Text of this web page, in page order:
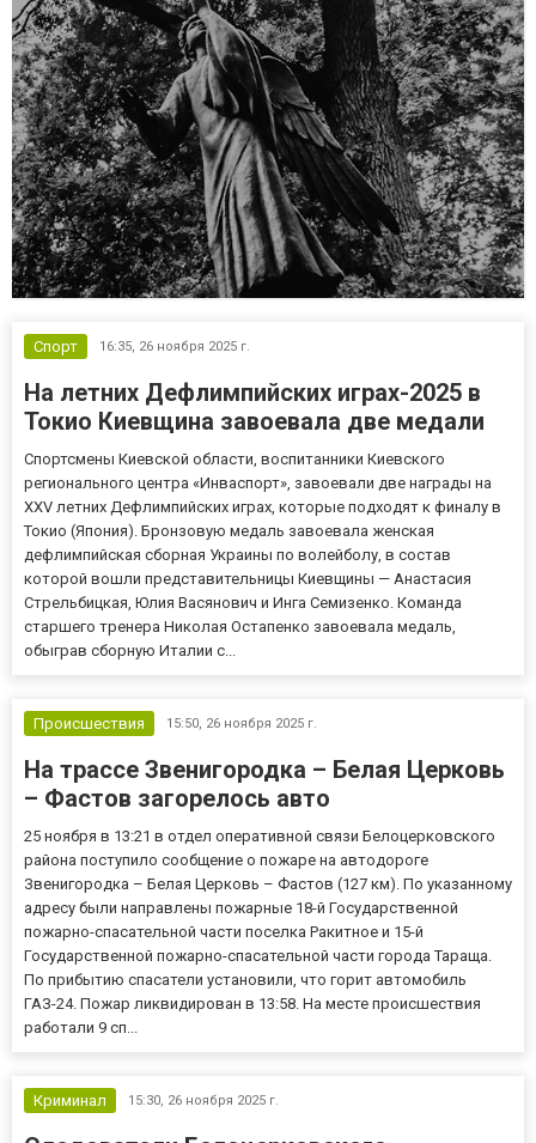
Спорт 16:35, 26 ноября 2025 г.
На летних Дефлимпийских играх-2025 в
Токио Киевщина завоевала две медали
Спортсмены Киевской области, воспитанники Киевского
регионального центра «Инваспорт», завоевали две награды на
XXV летних Дефлимпийских играх, которые подходят к финалу в
Токио (Япония). Бронзовую медаль завоевала женская
дефлимпийская сборная Украины по волейболу, в состав
которой вошли представительницы Киевщины — Анастасия
Стрельбицкая, Юлия Васянович и Инга Семизенко. Команда
старшего тренера Николая Остапенко завоевала медаль,
обыграв сборную Италии с...
Происшествия 15:50, 26 ноября 2025 г.
На трассе Звенигородка – Белая Церковь
– Фастов загорелось авто
25 ноября в 13:21 в отдел оперативной связи Белоцерковского
района поступило сообщение о пожаре на автодороге
Звенигородка – Белая Церковь – Фастов (127 км). По указанному
адресу были направлены пожарные 18-й Государственной
пожарно-спасательной части поселка Ракитное и 15-й
Государственной пожарно-спасательной части города Тараща.
По прибытию спасатели установили, что горит автомобиль
ГАЗ-24. Пожар ликвидирован в 13:58. На месте происшествия
работали 9 сп...
Криминал 15:30, 26 ноября 2025 г.